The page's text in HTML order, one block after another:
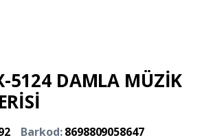
5124 DAMLA MÜZİK
Barkod:8698809058647